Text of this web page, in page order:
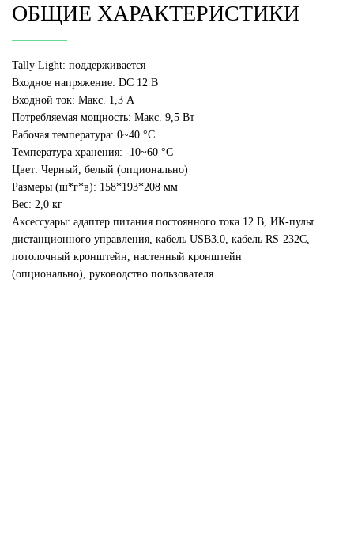
ОБЩИЕ ХАРАКТЕРИСТИКИ
Tally Light: поддерживается
Входное напряжение: DC 12 В
Входной ток: Макс. 1,3 А
Потребляемая мощность: Макс. 9,5 Вт
Рабочая температура: 0~40 °C
Температура хранения: -10~60 °C
Цвет: Черный, белый (опционально)
Размеры (ш*г*в): 158*193*208 мм
Вес: 2,0 кг
Аксессуары: адаптер питания постоянного тока 12 В, ИК-пульт
дистанционного управления, кабель USB3.0, кабель RS-232C,
потолочный кронштейн, настенный кронштейн
(опционально), руководство пользователя.